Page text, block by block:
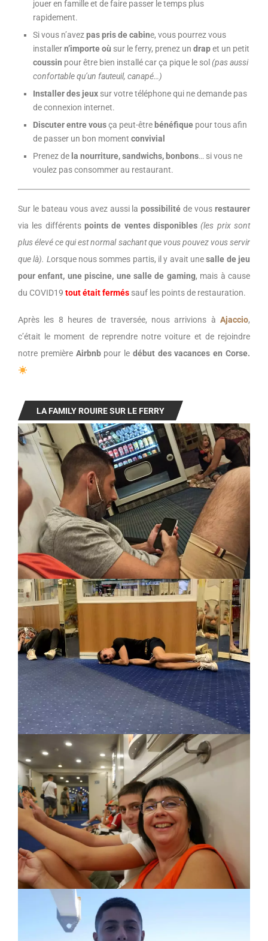
jouer en famille et de faire passer le temps plus
rapidement.
Si vous n’avezpas pris de cabine, vous pourrez vous
installern’importe où sur le ferry, prenez un drapet un petit
coussin pour être bien installé car ça pique le sol (pas aussi
confortable qu’un fauteuil, canapé…)
Installer des jeux sur votre téléphone qui ne demande pas
de connexion internet.
Discuter entre vousça peut-être bénéfique pour tous afin
de passer un bon moment convivial
Prenez de la nourriture, sandwichs, bonbons… si vous ne
voulez pas consommer au restaurant.
Sur le bateau vous avez aussi lapossibilité de vousrestaurer
via les différents points de ventes disponibles (les prix sont
plus élevé ce qui est normal sachant que vous pouvez vous servir
que là). Lorsque nous sommes partis, il y avait unesalle de jeu
pour enfant, une piscine, une salle de gaming, mais à cause
du COVID19 tout était fermés sauf les points de restauration.
Après les 8 heures de traversée, nous arrivions à Ajaccio,
c’était le moment de reprendre notre voiture et de rejoindre
notre première Airbnbpour le début des vacances en Corse.
LA FAMILY ROUIRE SUR LE FERRY